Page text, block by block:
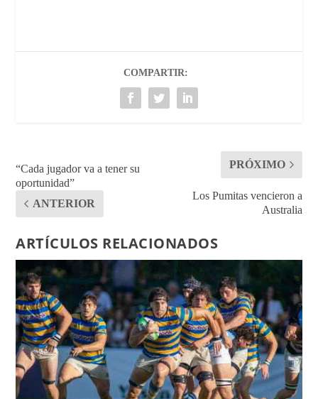
COMPARTIR:
“Cada jugador va a tener su
oportunidad”
ANTERIOR
PRÓXIMO
Los Pumitas vencieron a
Australia
ARTÍCULOS RELACIONADOS